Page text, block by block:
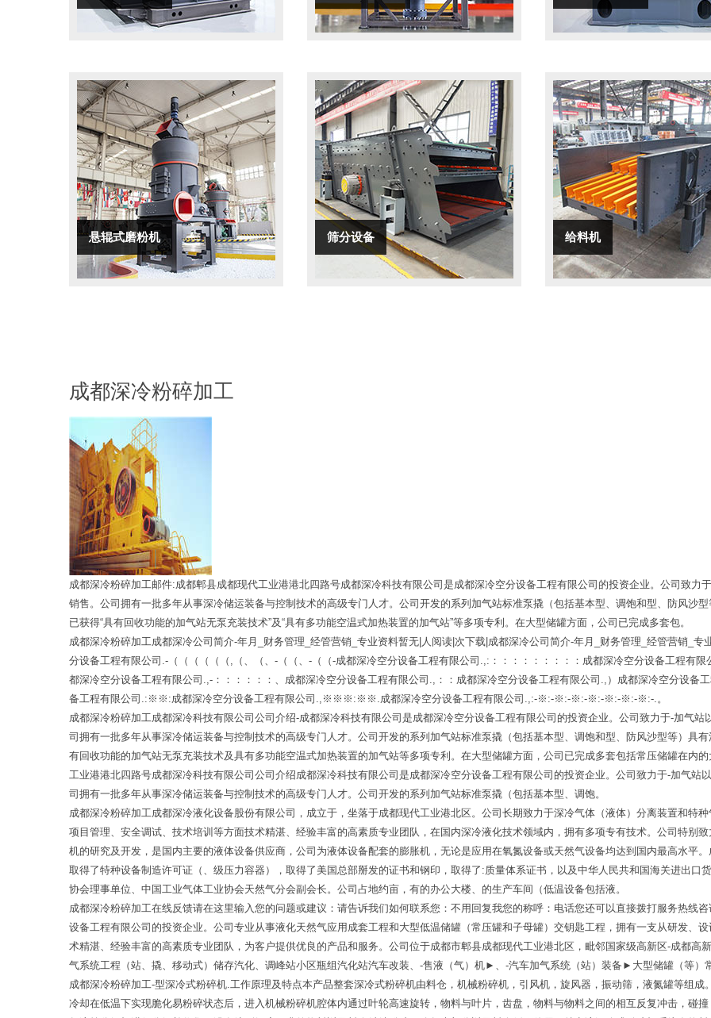
悬辊式磨粉机 筛分设备 给料机
成都深冷粉碎加工
成都深冷粉碎加工邮件:成都郫县成都现代工业港港北四路号成都深冷科技有限公司是成都深冷空分设备工程有限公司的投资企业。公司致力
销售。公司拥有一批多年从事深冷储运装备与控制技术的高级专门人才。公司开发的系列加气站标准泵撬（包括基本型、调饱和型、防风沙
已获得“具有回收功能的加气站无泵充装技术”及“具有多功能空温式加热装置的加气站”等多项专利。在大型储罐方面，公司已完成多套包。
成都深冷粉碎加工成都深冷公司简介-年月_财务管理_经管营销_专业资料暂无|人阅读|次下载|成都深冷公司简介-年月_财务管理_经管营销_
分设备工程有限公司.-（（（（（（,（、（、-（（、-（（- 成都深冷空分设备工程有限公司.,:：：：：：：：：： 成都深冷空分设备工程有
都深冷空分设备工程有限公司.,-：：：：：：、 成都深冷空分设备工程有限公司.,：： 成都深冷空分设备工程有限公司.,） 成都深冷空分设备
备工程有限公司.:※※: 成都深冷空分设备工程有限公司.,※※※:※※. 成都深冷空分设备工程有限公司.,:-※:-※:-※:-※:-※:-※:-※:-.。
成都深冷粉碎加工成都深冷科技有限公司公司介绍-成都深冷科技有限公司是成都深冷空分设备工程有限公司的投资企业。公司致力于-加气
司拥有一批多年从事深冷储运装备与控制技术的高级专门人才。公司开发的系列加气站标准泵撬（包括基本型、调饱和型、防风沙型等）具
有回收功能的加气站无泵充装技术及具有多功能空温式加热装置的加气站等多项专利。在大型储罐方面，公司已完成多套包括常压储罐在内
工业港港北四路号成都深冷科技有限公司公司介绍成都深冷科技有限公司是成都深冷空分设备工程有限公司的投资企业。公司致力于-加气站
司拥有一批多年从事深冷储运装备与控制技术的高级专门人才。公司开发的系列加气站标准泵撬（包括基本型、调饱。
成都深冷粉碎加工成都深冷液化设备股份有限公司，成立于，坐落于成都现代工业港北区。公司长期致力于深冷气体（液体）分离装置和特
项目管理、安全调试、技术培训等方面技术精湛、经验丰富的高素质专业团队，在国内深冷液化技术领域内，拥有多项专有技术。公司特别
机的研究及开发，是国内主要的液体设备供应商，公司为液体设备配套的膨胀机，无论是应用在氧氮设备或天然气设备均达到国内最高水平
取得了特种设备制造许可证（、级压力容器），取得了美国总部掰发的证书和钢印，取得了:质量体系证书，以及中华人民共和国海关进出口
协会理事单位、中国工业气体工业协会天然气分会副会长。公司占地约亩，有的办公大楼、的生产车间（低温设备包括液。
成都深冷粉碎加工在线反馈请在这里输入您的问题或建议：请告诉我们如何联系您：不用回复我您的称呼：电话您还可以直接拨打服务热线
设备工程有限公司的投资企业。公司专业从事液化天然气应用成套工程和大型低温储罐（常压罐和子母罐）交钥匙工程，拥有一支从研发、
术精湛、经验丰富的高素质专业团队，为客户提供优良的产品和服务。公司位于成都市郫县成都现代工业港北区，毗邻国家级高新区-成都
气系统工程（站、撬、移动式）储存汽化、调峰站小区瓶组汽化站汽车改装、-售液（气）机►、-汽车加气系统（站）装备►大型储罐（等
成都深冷粉碎加工-型深冷式粉碎机.工作原理及特点本产品整套深冷式粉碎机由料仓，机械粉碎机，引风机，旋风器，振动筛，液氮罐等组
冷却在低温下实现脆化易粉碎状态后，进入机械粉碎机腔体内通过叶轮高速旋转，物料与叶片，齿盘，物料与物料之间的相互反复冲击，碰